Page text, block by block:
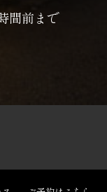
間前まで